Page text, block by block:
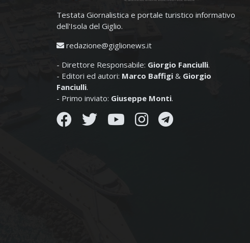
Testata Giornalistica e portale turistico informativo
dell'Isola del Giglio.
redazione@giglionews.it
- Direttore Responsabile: Giorgio Fanciulli.
- Editori ed autori: Marco Baffigi & Giorgio
Fanciulli.
- Primo inviato: Giuseppe Monti.